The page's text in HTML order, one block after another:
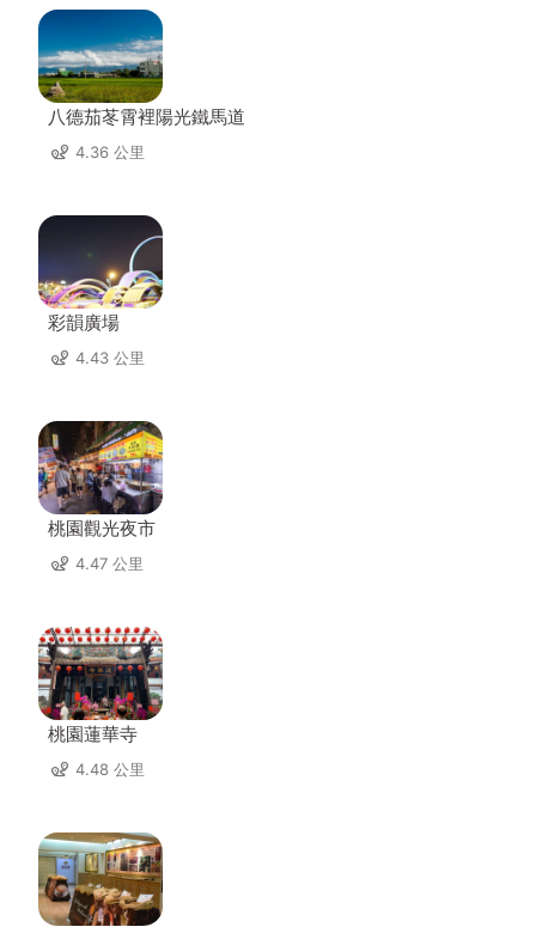
八德茄苳霄裡陽光鐵馬道
4.36 公里
彩韻廣場
4.43 公里
桃園觀光夜市
4.47 公里
桃園蓮華寺
4.48 公里